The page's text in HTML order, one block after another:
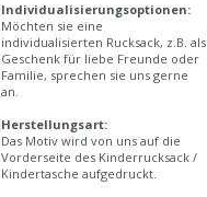
Individualisierungsoptionen:
Möchten sie eine
individualisierten Rucksack, z.B. als
Geschenk für liebe Freunde oder
Familie, sprechen sie uns gerne
an.
Herstellungsart:
Das Motiv wird von uns auf die
Vorderseite des Kinderrucksack /
Kindertasche aufgedruckt.